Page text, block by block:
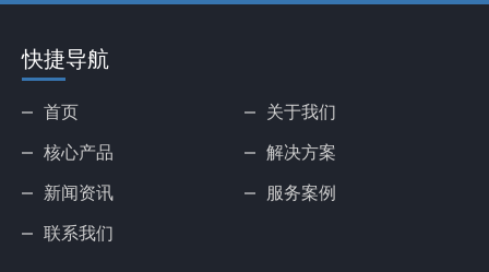
快捷导航
首页
关于我们
核心产品
解决方案
新闻资讯
服务案例
联系我们